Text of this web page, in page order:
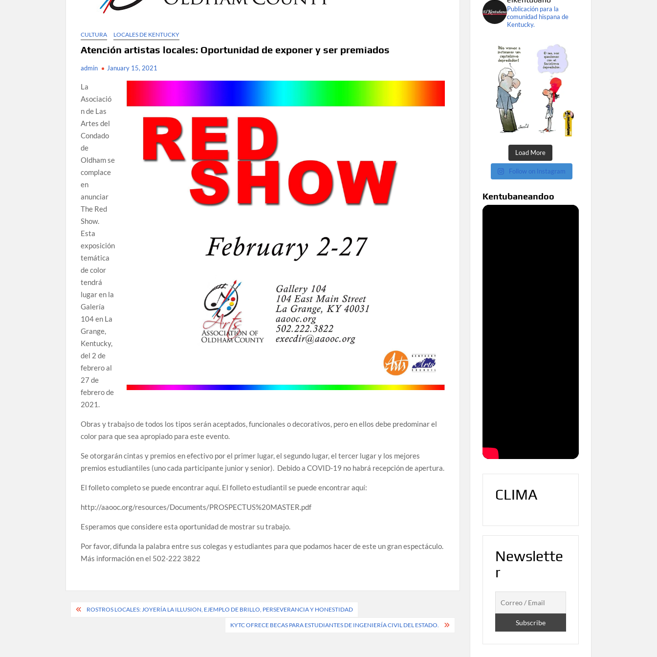
CULTURA LOCALES DE KENTUCKY
Atención artistas locales: Oportunidad de exponer y ser premiados
admin January 15, 2021
La
Asociació
n de Las
Artes del
Condado
de
Oldham se
complace
en
anunciar
The Red
Show.
Esta
exposición
temática
de color
tendrá
lugar en la
Galería
104 en La
Grange,
Kentucky,
del 2 de
febrero al
27 de
febrero de
2021.
Obras y trabajso de todos los tipos serán aceptados, funcionales o decorativos, pero en ellos debe predominar el
color para que sea apropiado para este evento.
Se otorgarán cintas y premios en efectivo por el primer lugar, el segundo lugar, el tercer lugar y los mejores
premios estudiantiles (uno cada participante junior y senior). Debido a COVID-19 no habrá recepción de apertura.
El folleto completo se puede encontrar aquí. El folleto estudiantil se puede encontrar aquí:
http://aaooc.org/resources/Documents/PROSPECTUS%20MASTER.pdf
Esperamos que considere esta oportunidad de mostrar su trabajo.
Por favor, difunda la palabra entre sus colegas y estudiantes para que podamos hacer de este un gran espectáculo.
Más información en el 502-222 3822
PostROSTROS LOCALES: JOYERÍA LA ILLUSION, EJEMPLO DE BRILLO, PERSEVERANCIA Y HONESTIDAD
KYTC OFRECE BECAS PARA ESTUDIANTES DE INGENIERÍA CIVIL DEL ESTADO.
Publicación para la
comunidad hispana de
Kentucky.
Load More
Follow on Instagram
Kentubaneandoo
CLIMA
Newslette
r